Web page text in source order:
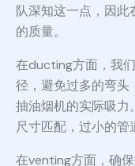
队深知这一点，因
的质量。
在ducting方面，我
径，避免过多的弯头
抽油烟机的实际吸力
尺寸匹配，过小的管
在venting方面，确